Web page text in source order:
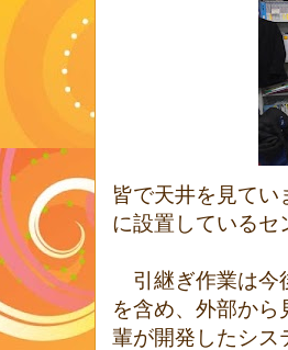
皆で天井を見て
に設置しているセ
引継ぎ作業は今
を含め、外部か
輩が開発したシス